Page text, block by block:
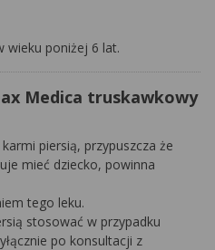
wieku poniżej 6 lat.
Medica truskawkowy
piersią, przypuszcza że
mieć dziecko, powinna
tego leku.
stosować w przypadku
po konsultacji z